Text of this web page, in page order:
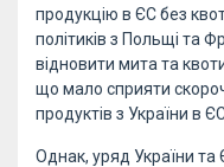
продукцію в ЄС без
політиків з Польщі та
відновити мита та
що мало сприяти
продуктів з України в
Однак, уряд України та